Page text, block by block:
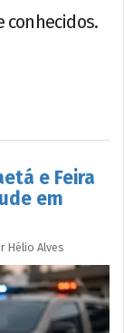
conhecidos.
e Feira
em
Hélio Alves